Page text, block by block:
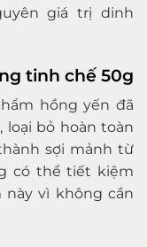
giá trị dinh
tinh chế 50g
hồng yến đã
loại bỏ hoàn toàn
sợi mảnh từ
có thể tiết kiệm
vì không cần